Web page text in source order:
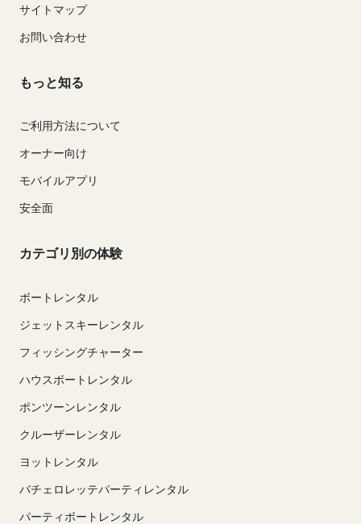
サイトマップ
お問い合わせ
もっと知る
ご利用方法について
オーナー向け
モバイルアプリ
安全面
カテゴリ別の体験
ボートレンタル
ジェットスキーレンタル
フィッシングチャーター
ハウスボートレンタル
ポンツーンレンタル
クルーザーレンタル
ヨットレンタル
バチェロレッテパーティレンタル
パーティボートレンタル